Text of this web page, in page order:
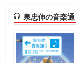
泉忠伸の音楽通